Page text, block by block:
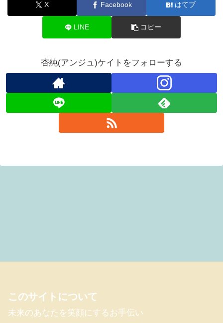
X Facebook はてブ
LINE コピー
杏純(アンジュ)ケイトをフォローする
このサイトについて
未来のあなたを笑顔にするお手伝い